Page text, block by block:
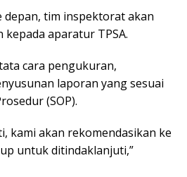
depan, tim inspektorat akan
aparatur TPSA.
cara pengukuran,
laporan yang sesuai
(SOP).
kami akan rekomendasikan ke
untuk ditindaklanjuti,”